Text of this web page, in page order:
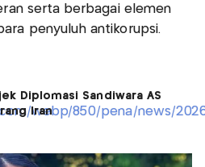
serta berbagai elemen
penyuluh antikorupsi.
Diplomasi Sandiwara AS
Iran